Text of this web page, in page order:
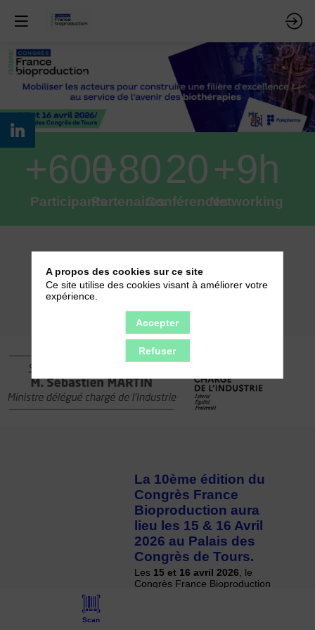
+600
Participants
+80
Partenaires
20
Conférences
+9h
Networking
La 10ème édition du
Congrès France
Bioproduction aura
lieu les 15 & 16 Avril
2026 au Palais des
Congrès de Tours.
Les 15 et 16 avril 2026 , le
Congrès France Bioproduction
Scan
A propos des cookies sur ce site
Ce site utilise des cookies visant à améliorer votre
expérience.
Accepter
Refuser